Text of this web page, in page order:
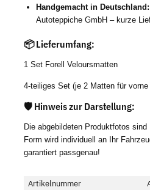
Handgemacht in Deutschland:
Autoteppiche GmbH – kurze
📦 Lieferumfang:
1 Set Forell Veloursmatten
4-teiliges Set (je 2 Matten für vorne
🛡️ Hinweis zur Darstellung:
Die abgebildeten Produktfotos
Form wird individuell an Ihr
garantiert passgenau!
Artikelnummer